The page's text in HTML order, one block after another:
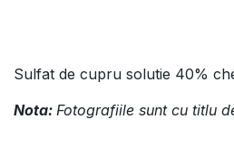
Sulfat de cupru solutie 40%
Nota: Fotografiile sunt cu titlu